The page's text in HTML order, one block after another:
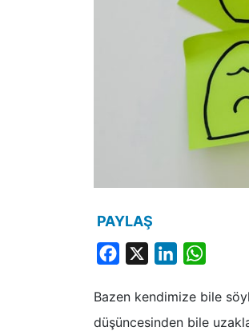
PAYLAŞ
Facebook LinkedIn
Bazen kendimize bile
düşüncesinden bile